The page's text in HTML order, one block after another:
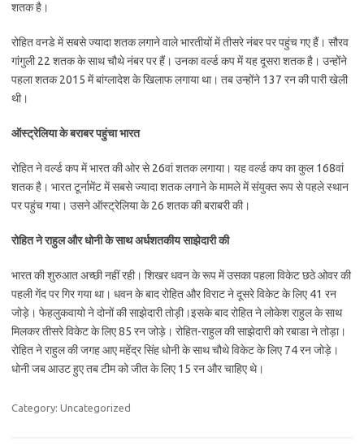
शतक है।
रोहित वनडे में सबसे ज्यादा शतक लगाने वाले भारतीयों में तीसरे नंबर पर पहुंच गए हैं। सौरव
गांगुली 22 शतक के साथ चौथे नंबर पर हैं। उनका वर्ल्ड कप में यह दूसरा शतक है। उन्होंने
पहला शतक 2015 में बांग्लादेश के खिलाफ लगाया था। तब उन्होंने 137 रन की पारी खेली
थी।
ऑस्ट्रेलिया के बराबर पहुंचा भारत
रोहित ने वर्ल्ड कप में भारत की ओर से 26वां शतक लगाया। यह वर्ल्ड कप का कुल 168वां
शतक है। भारत टूर्नामेंट में सबसे ज्यादा शतक लगाने के मामले में संयुक्त रूप से पहले स्थान
पर पहुंच गया। उसने ऑस्ट्रेलिया के 26 शतक की बराबरी की।
रोहित ने राहुल और धोनी के साथ अर्धशतकीय साझेदारी की
भारत की शुरुआत अच्छी नहीं रही। शिखर धवन के रूप में उसका पहला विकेट छठे ओवर की
पहली गेंद पर गिर गया था। धवन के बाद रोहित और विराट ने दूसरे विकेट के लिए 41 रन
जोड़े। फेहलुकवायो ने दोनों की साझेदारी तोड़ी।इसके बाद रोहित ने लोकेश राहुल के साथ
मिलकर तीसरे विकेट के लिए 85 रन जोड़े। रोहित-राहुल की साझेदारी को रबाडा ने तोड़ा।
रोहित ने राहुल की जगह आए महेंद्र सिंह धोनी के साथ चौथे विकेट के लिए 74 रन जोड़े।
धोनी जब आउट हुए तब टीम को जीत के लिए 15 रन और चाहिए थे।
Category: Uncategorized